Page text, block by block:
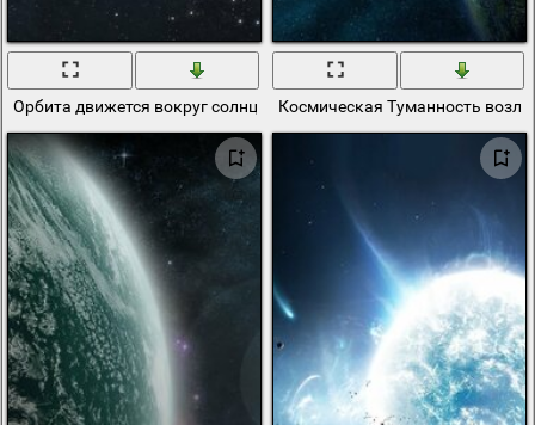
Орбита движется вокруг солнца Космическая Туманность